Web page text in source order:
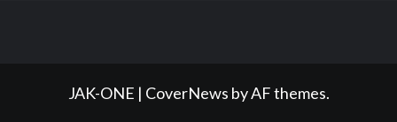
JAK-ONE | CoverNews by AF themes.